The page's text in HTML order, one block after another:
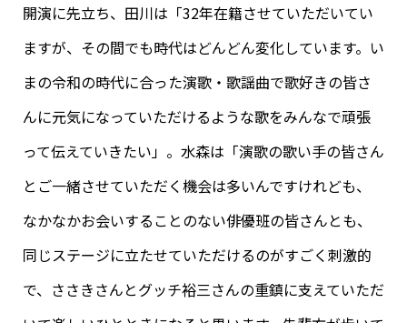
開演に先立ち、田川は「32年在籍させていただいてい
ますが、その間でも時代はどんどん変化しています。い
まの令和の時代に合った演歌・歌謡曲で歌好きの皆さ
んに元気になっていただけるような歌をみんなで頑張
って伝えていきたい」。水森は「演歌の歌い手の皆さん
とご一緒させていただく機会は多いんですけれども、
なかなかお会いすることのない俳優班の皆さんとも、
同じステージに立たせていただけるのがすごく刺激的
で、ささきさんとグッチ裕三さんの重鎮に支えていただ